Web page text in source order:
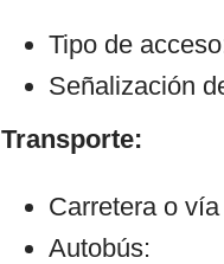
Tipo de
Señalización
Transporte:
Carretera o
Autobús: